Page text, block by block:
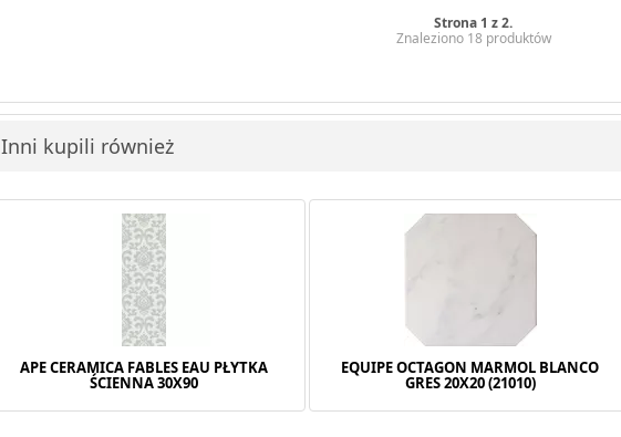
Strona 1 z 2.
Znaleziono 18 produktów
Inni kupili również
APE CERAMICA FABLES EAU PŁYTKA
ŚCIENNA 30X90
EQUIPE OCTAGON MARMOL BLANCO
GRES 20X20 (21010)